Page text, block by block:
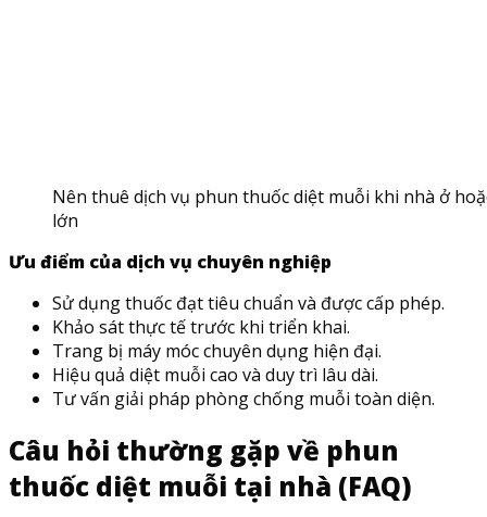
Nên thuê dịch vụ phun thuốc diệt muỗi khi nhà ở
lớn
Ưu điểm của dịch vụ chuyên nghiệp
Sử dụng thuốc đạt tiêu chuẩn và được cấp phép.
Khảo sát thực tế trước khi triển khai.
Trang bị máy móc chuyên dụng hiện đại.
Hiệu quả diệt muỗi cao và duy trì lâu dài.
Tư vấn giải pháp phòng chống muỗi toàn diện.
Câu hỏi thường gặp về phun
thuốc diệt muỗi tại nhà (FAQ)